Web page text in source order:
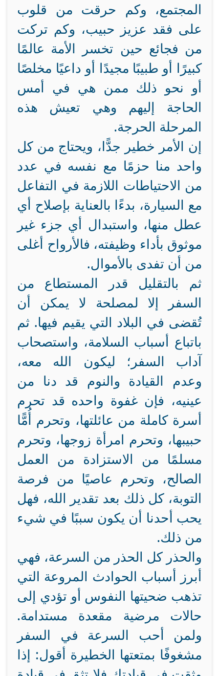
المجتمع، وكم حرقت من قلوب
على فقد عزيز حبيب، وكم تركت
من فجائع حين تخسر الأمة عالمًا
كبيرًا أو طبيبًا مجيدًا أو داعيًا مخلصًا
أو نحو ذلك ممن هي في أمس
الحاجة إليهم وهي تعيش هذه
المرحلة الحرجة.
إن الأمر خطير جدًّا، ويحتاج من كل
واحد منا حزمًا مع نفسه في عدد
من الاحتياطات اللازمة في التفاعل
مع السيارة، بدءًا بالعناية بإصلاح أي
عطل منها، واستبدال أي جزء غير
موثوق بأداء وظيفته، فالأرواح أغلى
من أن تفدى بالأموال.
ثم بالتقليل قدر المستطاع من
السفر إلا لمصلحة لا يمكن أن
تُقضى في البلاد التي يقيم فيها. ثم
باتباع أسباب السلامة، واستصحاب
آداب السفر؛ ليكون الله معه،
وعدم القيادة والنوم قد دنا من
عينيه، فإن غفوة واحده قد تحرم
أسرة كاملة من عائلتها، وتحرم أُمًّا
حبيبها، وتحرم امرأة زوجها، وتحرم
مسلمًا من الاستزادة من العمل
الصالح، وتحرم عاصيًا من فرصة
التوبة، كل ذلك بعد تقدير الله، فهل
يحب أحدنا أن يكون سببًا في شيء
من ذلك.
والحذر كل الحذر من السرعة، فهي
أبرز أسباب الحوادث المروعة التي
تذهب ضحيتها النفوس أو تؤدي إلى
حالات مرضية مقعدة مستدامة.
ولمن أحب السرعة في السفر
مشغوفًا بمتعتها الخطيرة أقول: إذا